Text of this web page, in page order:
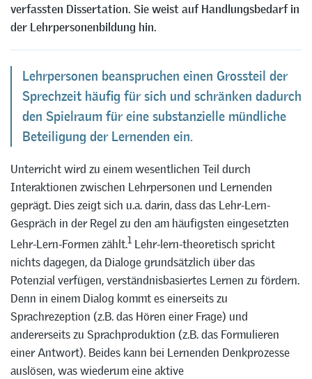
verfassten Dissertation. Sie weist auf Handlungsbedarf in
der Lehrpersonenbildung hin.
Lehrpersonen beanspruchen einen Grossteil der
Sprechzeit häufig für sich und schränken dadurch
den Spielraum für eine substanzielle mündliche
Beteiligung der Lernenden ein.
Unterricht wird zu einem wesentlichen Teil durch
Interaktionen zwischen Lehrpersonen und Lernenden
geprägt. Dies zeigt sich u.a. darin, dass das Lehr-Lern-
Gespräch in der Regel zu den am häufigsten eingesetzten
Lehr-Lern-Formen zählt.1 Lehr-lern-theoretisch spricht
nichts dagegen, da Dialoge grundsätzlich über das
Potenzial verfügen, verständnisbasiertes Lernen zu fördern.
Denn in einem Dialog kommt es einerseits zu
Sprachrezeption (z.B. das Hören einer Frage) und
andererseits zu Sprachproduktion (z.B. das Formulieren
einer Antwort). Beides kann bei Lernenden Denkprozesse
auslösen, was wiederum eine aktive